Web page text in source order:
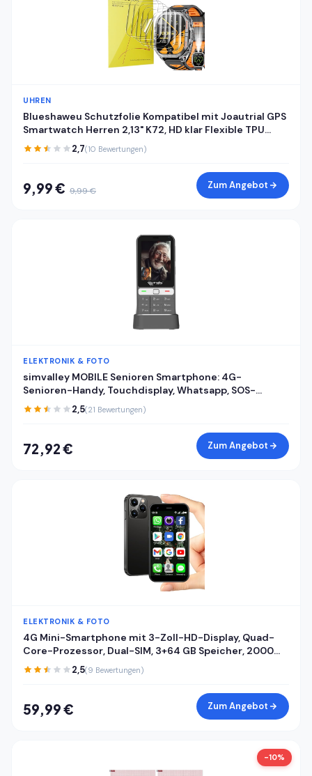
UHREN
Blueshaweu Schutzfolie Kompatibel mit Joautrial GPS
Smartwatch Herren 2,13" K72, HD klar Flexible TPU
Displayschutzfolie [6 Stück] Kompatibel für Joautrial
K72 Smartwatch (transparent)
2,7(10 Bewertungen)
9,99 € 9,99 € Zum Angebot
ELEKTRONIK & FOTO
simvalley MOBILE Senioren Smartphone: 4G-
Senioren-Handy, Touchdisplay, Whatsapp, SOS-
Funktion, GPS, Android (Seniorenhandy mit
Whatsapp, Rentnerhandy, SD)
2,5(21 Bewertungen)
72,92 € Zum Angebot
ELEKTRONIK & FOTO
4G Mini-Smartphone mit 3-Zoll-HD-Display, Quad-
Core-Prozessor, Dual-SIM, 3+64 GB Speicher, 2000
mAh Akku, ohne SIM-Lock – Perfekt für Kinder,
Schüler und Studenten Kompaktes Touchscreen-
2,5(9 Bewertungen)
59,99 € Zum Angebot
-10%